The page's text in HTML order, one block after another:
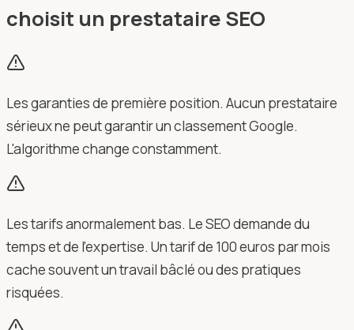
choisit un prestataire SEO
Les garanties de première position. Aucun prestataire
sérieux ne peut garantir un classement Google.
L'algorithme change constamment.
Les tarifs anormalement bas. Le SEO demande du
temps et de l'expertise. Un tarif de 100 euros par mois
cache souvent un travail bâclé ou des pratiques
risquées.